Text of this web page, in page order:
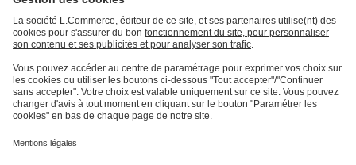
E.LECLERC
AIDE ET INFORMATION